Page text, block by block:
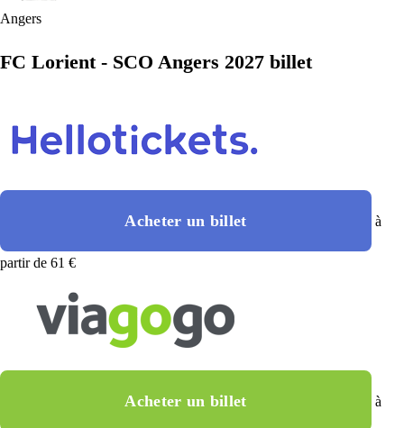
Angers
FC Lorient - SCO Angers 2027 billet
Acheter un billet à
partir de 61 €
Acheter un billet à